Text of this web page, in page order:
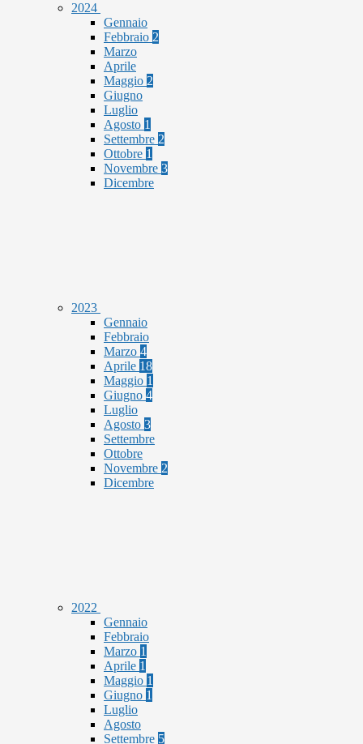
2024
Gennaio
Febbraio 2
Marzo
Aprile
Maggio 2
Giugno
Luglio
Agosto 1
Settembre 2
Ottobre 1
Novembre 3
Dicembre
2023
Gennaio
Febbraio
Marzo 4
Aprile 18
Maggio 1
Giugno 4
Luglio
Agosto 3
Settembre
Ottobre
Novembre 2
Dicembre
2022
Gennaio
Febbraio
Marzo 1
Aprile 1
Maggio 1
Giugno 1
Luglio
Agosto
Settembre 5